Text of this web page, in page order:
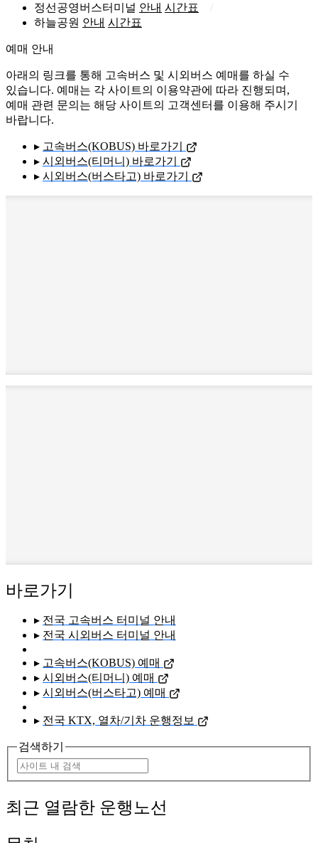
정선공영버스터미널 안내 시간표
하늘공원 안내 시간표
예매 안내
아래의 링크를 통해 고속버스 및 시외버스 예매를 하실 수
있습니다. 예매는 각 사이트의 이용약관에 따라 진행되며,
예매 관련 문의는 해당 사이트의 고객센터를 이용해 주시기
바랍니다.
▸ 고속버스(KOBUS) 바로가기
▸ 시외버스(티머니) 바로가기
▸ 시외버스(버스타고) 바로가기
바로가기
▸ 전국 고속버스 터미널 안내
▸ 전국 시외버스 터미널 안내
▸ 고속버스(KOBUS) 예매
▸ 시외버스(티머니) 예매
▸ 시외버스(버스타고) 예매
▸ 전국 KTX, 열차/기차 운행정보
검색하기
최근 열람한 운행노선